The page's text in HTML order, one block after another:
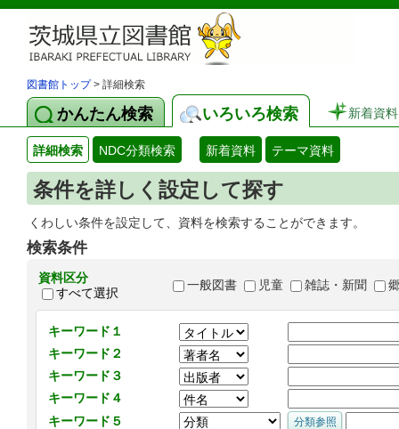
図書館トップ> 詳細検索
かんたん検索 いろいろ検索 新着資料
詳細検索 NDC分類検索 新着資料 テーマ資料
条件を詳しく設定して探す
くわしい条件を設定して、資料を検索することができます。
検索条件
資料区分
すべて選択
一般図書 児童 雑誌・新聞
キーワード１
キーワード２
キーワード３
キーワード４
キーワード５